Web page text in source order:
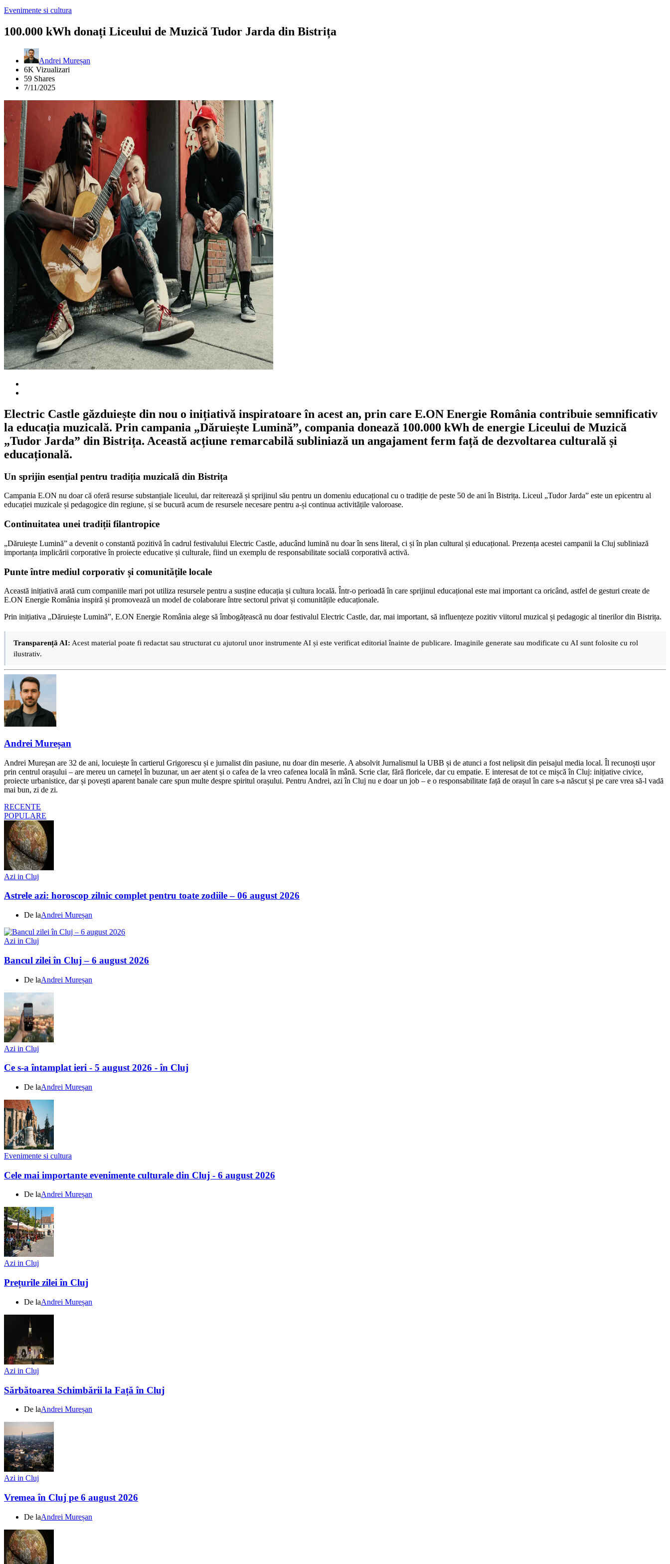
Evenimente si cultura
100.000 kWh donați Liceului de Muzică Tudor Jarda din Bistrița
Andrei Mureșan
6K Vizualizari
59 Shares
7/11/2025
Electric Castle găzduiește din nou o inițiativă inspiratoare în acest an, prin care E.ON Energie România contribuie semnificativ
la educația muzicală. Prin campania „Dăruiește Lumină”, compania donează 100.000 kWh de energie Liceului de Muzică
„Tudor Jarda” din Bistrița. Această acțiune remarcabilă subliniază un angajament ferm față de dezvoltarea culturală și
educațională.
Un sprijin esențial pentru tradiția muzicală din Bistrița
Campania E.ON nu doar că oferă resurse substanțiale liceului, dar reiterează și sprijinul său pentru un domeniu educațional cu o tradiție de peste 50 de ani în Bistrița. Liceul „Tudor Jarda” este un epicentru al
educației muzicale și pedagogice din regiune, și se bucură acum de resursele necesare pentru a-și continua activitățile valoroase.
Continuitatea unei tradiții filantropice
„Dăruiește Lumină” a devenit o constantă pozitivă în cadrul festivalului Electric Castle, aducând lumină nu doar în sens literal, ci și în plan cultural și educațional. Prezența acestei campanii la Cluj subliniază
importanța implicării corporative în proiecte educative și culturale, fiind un exemplu de responsabilitate socială corporativă activă.
Punte între mediul corporativ și comunitățile locale
Această inițiativă arată cum companiile mari pot utiliza resursele pentru a susține educația și cultura locală. Într-o perioadă în care sprijinul educațional este mai important ca oricând, astfel de gesturi create de
E.ON Energie România inspiră și promovează un model de colaborare între sectorul privat și comunitățile educaționale.
Prin inițiativa „Dăruiește Lumină”, E.ON Energie România alege să îmbogățească nu doar festivalul Electric Castle, dar, mai important, să influențeze pozitiv viitorul muzical și pedagogic al tinerilor din Bistrița.
Transparență AI: Acest material poate fi redactat sau structurat cu ajutorul unor instrumente AI și este verificat editorial înainte de publicare. Imaginile generate sau modificate cu AI sunt folosite cu rol
ilustrativ.
Andrei Mureșan
Andrei Mureșan are 32 de ani, locuiește în cartierul Grigorescu și e jurnalist din pasiune, nu doar din meserie. A absolvit Jurnalismul la UBB și de atunci a fost nelipsit din peisajul media local. Îl recunoști ușor
prin centrul orașului – are mereu un carnețel în buzunar, un aer atent și o cafea de la vreo cafenea locală în mână. Scrie clar, fără floricele, dar cu empatie. E interesat de tot ce mișcă în Cluj: inițiative civice,
proiecte urbanistice, dar și povești aparent banale care spun multe despre spiritul orașului. Pentru Andrei, azi în Cluj nu e doar un job – e o responsabilitate față de orașul în care s-a născut și pe care vrea să-l vadă
mai bun, zi de zi.
RECENTE
POPULARE
Azi in Cluj
Astrele azi: horoscop zilnic complet pentru toate zodiile – 06 august 2026
De laAndrei Mureșan
Azi in Cluj
Bancul zilei în Cluj – 6 august 2026
De laAndrei Mureșan
Azi in Cluj
Ce s-a întamplat ieri - 5 august 2026 - în Cluj
De laAndrei Mureșan
Evenimente si cultura
Cele mai importante evenimente culturale din Cluj - 6 august 2026
De laAndrei Mureșan
Azi in Cluj
Prețurile zilei în Cluj
De laAndrei Mureșan
Azi in Cluj
Sărbătoarea Schimbării la Față în Cluj
De laAndrei Mureșan
Azi in Cluj
Vremea în Cluj pe 6 august 2026
De laAndrei Mureșan